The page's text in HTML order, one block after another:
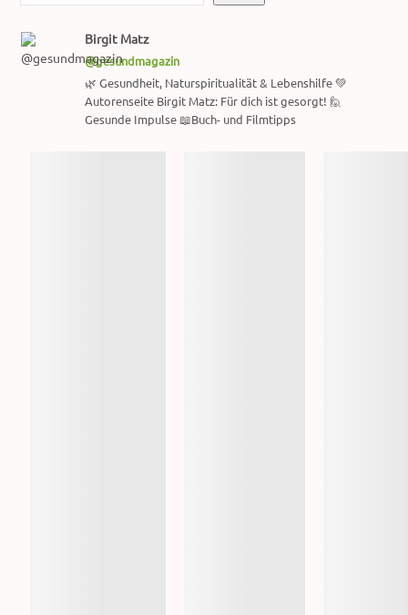
Birgit Matz
@gesundmagazin
🌿 Gesundheit, Naturspiritualität & Lebenshilfe 💚
Autorenseite Birgit Matz: Für dich ist gesorgt! 🙋
Gesunde Impulse 📖Buch- und Filmtipps